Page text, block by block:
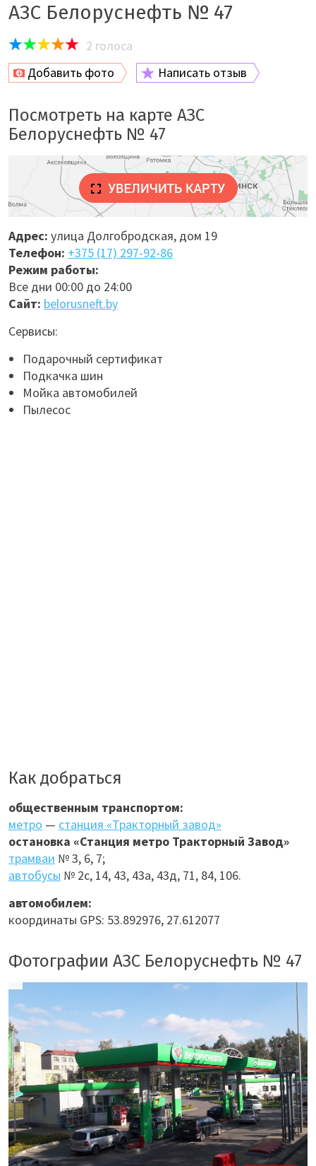
АЗС Белоруснефть № 47
2 голоса
Добавить фото
Написать отзыв
Посмотреть на карте АЗС
Белоруснефть № 47
Адрес: улица Долгобродская, дом 19
Телефон: +375 (17) 297-92-86
Режим работы:
Все дни 00:00 до 24:00
Сайт: belorusneft.by
Сервисы:
Подарочный сертификат
Подкачка шин
Мойка автомобилей
Пылесос
Как добраться
общественным транспортом:
метро — станция «Тракторный завод»
остановка «Станция метро Тракторный Завод»
трамваи № 3, 6, 7;
автобусы № 2с, 14, 43, 43а, 43д, 71, 84, 106.
автомобилем:
координаты GPS: 53.892976, 27.612077
Фотографии АЗС Белоруснефть № 47